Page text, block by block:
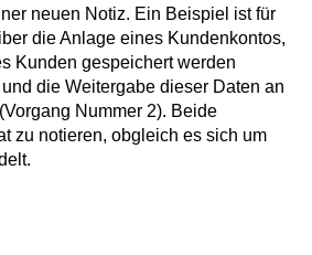
neuen Notiz. Ein Beispiel ist für
die Anlage eines Kundenkontos,
Kunden gespeichert werden
die Weitergabe dieser Daten an
Nummer 2). Beide
zu notieren, obgleich es sich um